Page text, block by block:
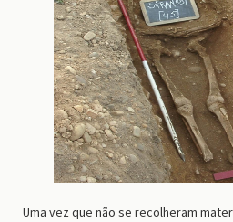
Uma vez que não se recolheram